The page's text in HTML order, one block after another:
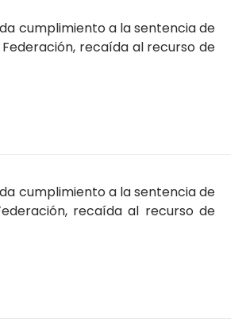
cumplimiento a la sentencia de
recaída al recurso de
cumplimiento a la sentencia de
recaída al recurso de